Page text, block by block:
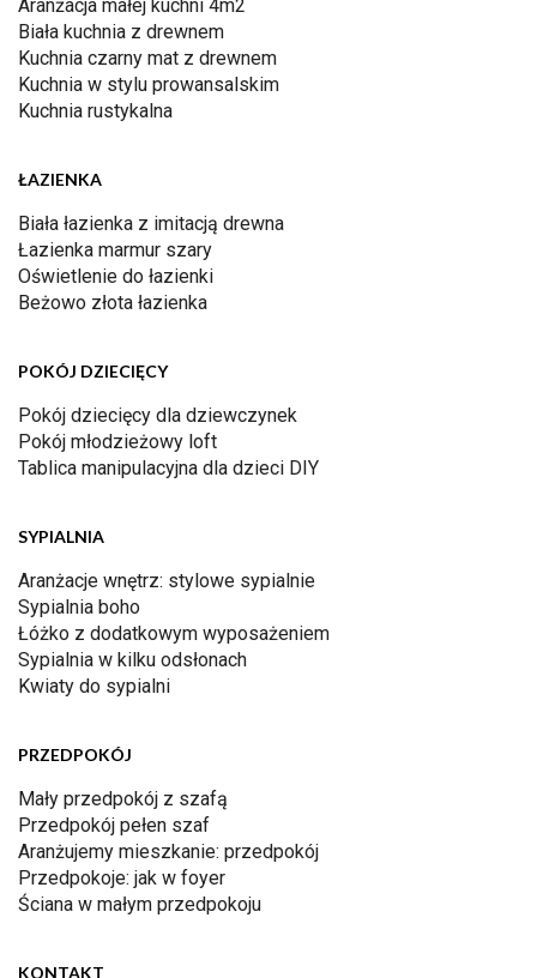
Aranżacja małej kuchni 4m2
Biała kuchnia z drewnem
Kuchnia czarny mat z drewnem
Kuchnia w stylu prowansalskim
Kuchnia rustykalna
ŁAZIENKA
Biała łazienka z imitacją drewna
Łazienka marmur szary
Oświetlenie do łazienki
Beżowo złota łazienka
POKÓJ DZIECIĘCY
Pokój dziecięcy dla dziewczynek
Pokój młodzieżowy loft
Tablica manipulacyjna dla dzieci DIY
SYPIALNIA
Aranżacje wnętrz: stylowe sypialnie
Sypialnia boho
Łóżko z dodatkowym wyposażeniem
Sypialnia w kilku odsłonach
Kwiaty do sypialni
PRZEDPOKÓJ
Mały przedpokój z szafą
Przedpokój pełen szaf
Aranżujemy mieszkanie: przedpokój
Przedpokoje: jak w foyer
Ściana w małym przedpokoju
KONTAKT